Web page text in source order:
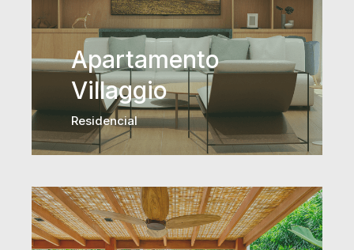
Apartamento
Villaggio
Residencial